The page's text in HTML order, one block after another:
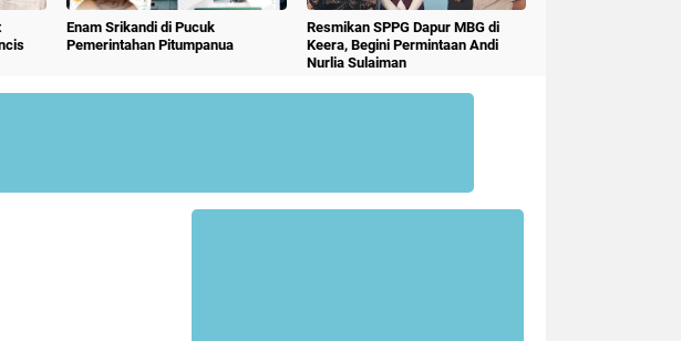
Enam Srikandi di Pucuk
Pemerintahan Pitumpanua
Resmikan SPPG Dapur MBG di
Keera, Begini Permintaan Andi
Nurlia Sulaiman